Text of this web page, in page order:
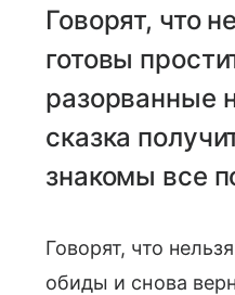
Говорят, что
готовы
разорванные
сказка
знакомы все
Говорят, что
обиды и снова